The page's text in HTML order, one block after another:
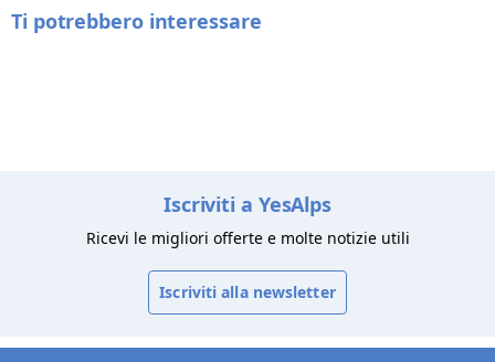
Ti potrebbero interessare
Iscriviti a YesAlps
Ricevi le migliori offerte e molte notizie utili
Iscriviti alla newsletter